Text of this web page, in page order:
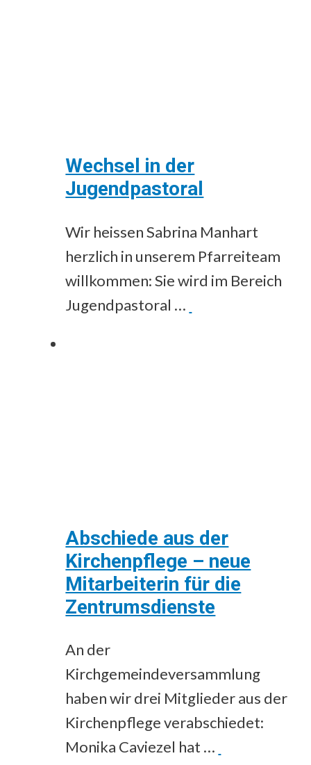
Wechsel in der
Jugendpastoral
Wir heissen Sabrina Manhart
herzlich in unserem Pfarreiteam
willkommen: Sie wird im Bereich
Jugendpastoral …
Abschiede aus der
Kirchenpflege – neue
Mitarbeiterin für die
Zentrumsdienste
An der
Kirchgemeindeversammlung
haben wir drei Mitglieder aus der
Kirchenpflege verabschiedet:
Monika Caviezel hat …